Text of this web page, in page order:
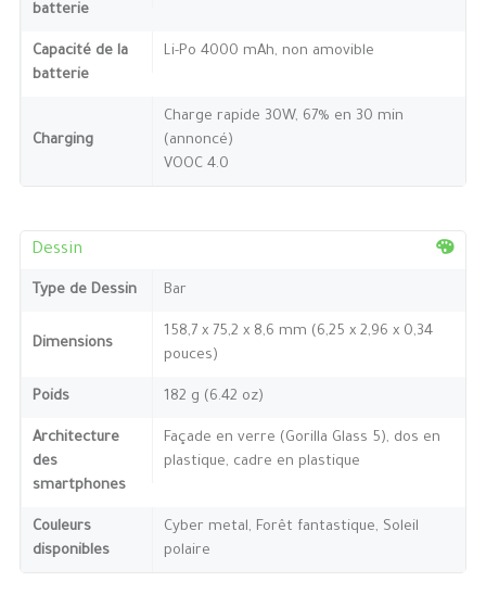
batterie
Capacité de la
batterie
Li-Po 4000 mAh, non amovible
Charging
Charge rapide 30W, 67% en 30 min
(annoncé)
VOOC 4.0
Dessin
Type de Dessin Bar
Dimensions
158,7 x 75,2 x 8,6 mm (6,25 x 2,96 x 0,34
pouces)
Poids 182 g (6.42 oz)
Architecture
des
smartphones
Façade en verre (Gorilla Glass 5), dos en
plastique, cadre en plastique
Couleurs
disponibles
Cyber metal, Forêt fantastique, Soleil
polaire